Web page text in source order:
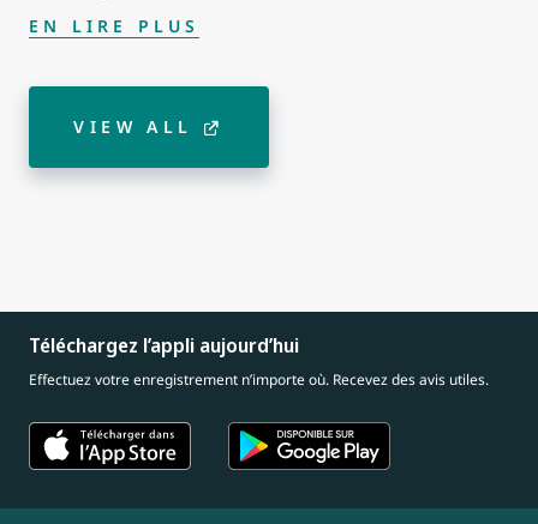
EN LIRE PLUS
VIEW ALL
Téléchargez l’appli aujourd’hui
Effectuez votre enregistrement n’importe où. Recevez des avis utiles.